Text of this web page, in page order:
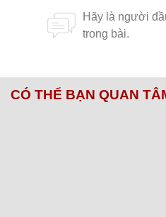
CÓ THỂ BẠN QUAN